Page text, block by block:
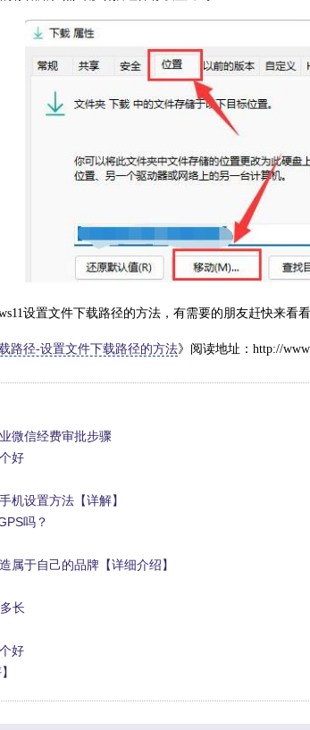
设置文件下载路径的方法，有需要的朋友赶快来看看
路径-设置文件下载路径的方法》阅读地址：http://
微信经费审批步骤
好
机设置方法【详解】
吗？
属于自己的品牌【详细介绍】
长
好